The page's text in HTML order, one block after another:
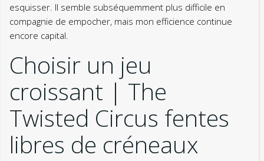
esquisser. Il semble subséquemment plus difficile en
compagnie de empocher, mais mon efficience continue
encore capital.
Choisir un jeu
croissant | The
Twisted Circus fentes
libres de créneaux